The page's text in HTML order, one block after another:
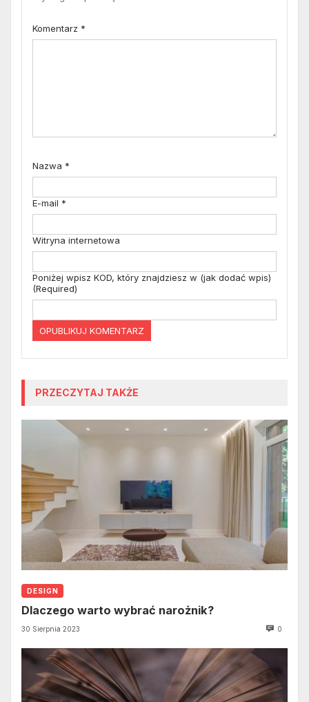
Komentarz *
Nazwa *
E-mail *
Witryna internetowa
Poniżej wpisz KOD, który znajdziesz w (jak dodać wpis)
(Required)
PRZECZYTAJ TAKŻE
DESIGN
Dlaczego warto wybrać narożnik?
30 Sierpnia 2023 0